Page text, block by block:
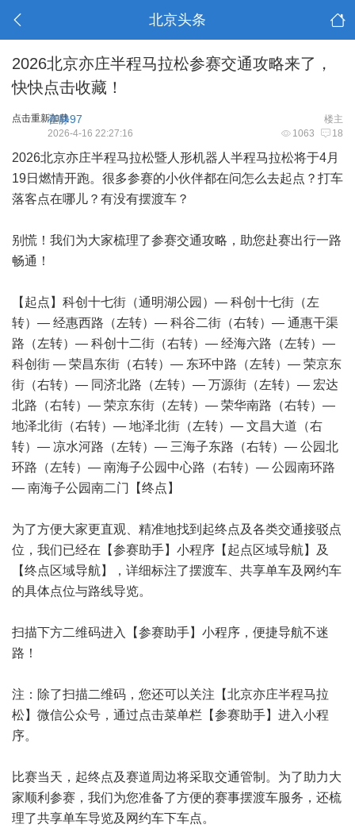
北京头条
2026北京亦庄半程马拉松参赛交通攻略来了，
快快点击收藏！
点击重新加载 楼主
崔静97
1063 18
2026-4-16 22:27:16
2026北京亦庄半程马拉松暨人形机器人半程马拉松将于4月
19日燃情开跑。很多参赛的小伙伴都在问怎么去起点？打车
落客点在哪儿？有没有摆渡车？
别慌！我们为大家梳理了参赛交通攻略，助您赴赛出行一路
畅通！
【起点】科创十七街（通明湖公园）— 科创十七街（左
转）— 经惠西路（左转）— 科谷二街（右转）— 通惠干渠
路（左转）— 科创十二街（右转）— 经海六路（左转）—
科创街 — 荣昌东街（右转）— 东环中路（左转）— 荣京东
街（右转）— 同济北路（左转）— 万源街（左转）— 宏达
北路（右转）— 荣京东街（左转）— 荣华南路（右转）—
地泽北街（右转）— 地泽北街（左转）— 文昌大道（右
转）— 凉水河路（左转）— 三海子东路（右转）— 公园北
环路（左转）— 南海子公园中心路（右转）— 公园南环路
— 南海子公园南二门【终点】
为了方便大家更直观、精准地找到起终点及各类交通接驳点
位，我们已经在【参赛助手】小程序【起点区域导航】及
【终点区域导航】，详细标注了摆渡车、共享单车及网约车
的具体点位与路线导览。
扫描下方二维码进入【参赛助手】小程序，便捷导航不迷
路！
注：除了扫描二维码，您还可以关注【北京亦庄半程马拉
松】微信公众号，通过点击菜单栏【参赛助手】进入小程
序。
比赛当天，起终点及赛道周边将采取交通管制。为了助力大
家顺利参赛，我们为您准备了方便的赛事摆渡车服务，还梳
理了共享单车导览及网约车下车点。